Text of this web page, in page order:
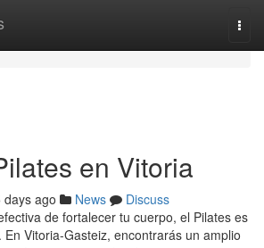
en Vitoria
days ago News
Discuss
de fortalecer tu cuerpo, el Pilates es
Vitoria-Gasteiz, encontrarás un amplio